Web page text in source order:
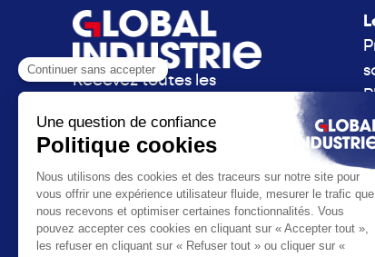
Recevez toutes les
Industrie directement
dans votre boite mail.
S'inscrire à la newsletter